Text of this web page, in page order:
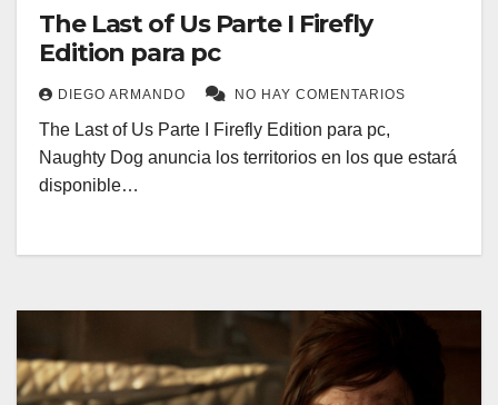
The Last of Us Parte I Firefly
Edition para pc
DIEGO ARMANDO NO HAY COMENTARIOS
The Last of Us Parte I Firefly Edition para pc,
Naughty Dog anuncia los territorios en los que estará
disponible…